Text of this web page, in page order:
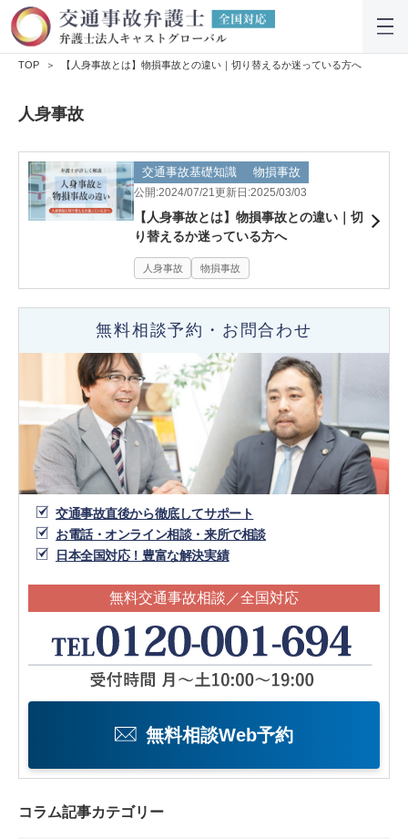
TOP 【人身事故とは】物損事故との違い｜切り替えるか迷っている方へ
人身事故
交通事故基礎知識 物損事故
公開:2024/07/21更新日:2025/03/03
【人身事故とは】物損事故との違い｜切
り替えるか迷っている方へ
人身事故 物損事故
無料相談予約・お問合わせ
交通事故直後から徹底してサポート
お電話・オンライン相談・来所で相談
日本全国対応！豊富な解決実績
無料交通事故相談／全国対応
無料相談Web予約
コラム記事カテゴリー